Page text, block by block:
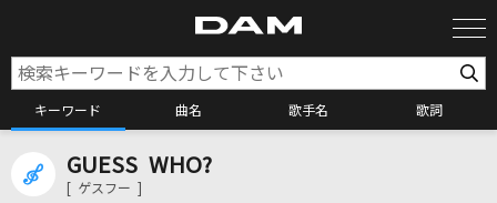
キーワード 曲名 歌手名 歌詞
カラオケ検索
GUESS WHO?
[ ゲスフー ]